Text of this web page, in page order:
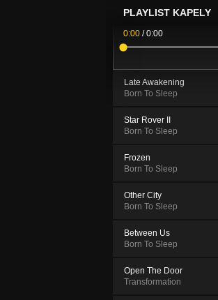
PLAYLIST KAPELY
0:00 /0:00
Late Awakening
Born To Sleep
Star Rover II
Born To Sleep
Frozen
Born To Sleep
Other City
Born To Sleep
Between Us
Born To Sleep
Open The Door
Transformation